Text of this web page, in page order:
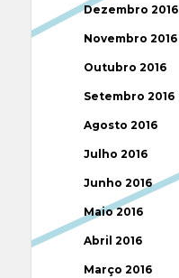
Dezembro 2016
Novembro 2016
Outubro 2016
Setembro 2016
Agosto 2016
Julho 2016
Junho 2016
Maio 2016
Abril 2016
Março 2016